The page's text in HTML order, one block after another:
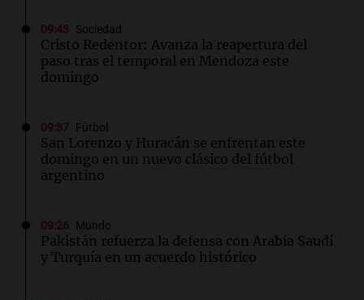
09:43 Sociedad
Cristo Redentor: Avanza la reapertura del
paso tras el temporal en Mendoza este
domingo
09:37 Fútbol
San Lorenzo y Huracán se enfrentan este
domingo en un nuevo clásico del fútbol
argentino
09:26 Mundo
Pakistán refuerza la defensa con Arabia Saudí
y Turquía en un acuerdo histórico